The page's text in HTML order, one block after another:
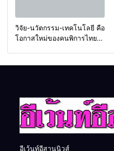
วิจัย-นวัตกรรม-เทคโนโลยี คือ
โอกาสใหม่ของคนพิการไทย
อีเว้นท์อีสานนิวส์